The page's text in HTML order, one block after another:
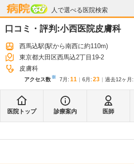
人で選べる医院検索
病院なび
口コミ・評判:小西医院皮膚科
西馬込駅(駅から南西に約110m)
東京都大田区西馬込2丁目19-2
皮膚科
アクセス数※ 7月 : 11 6月 : 23 過去12ヶ月:
医院トップ 診療案内 医師